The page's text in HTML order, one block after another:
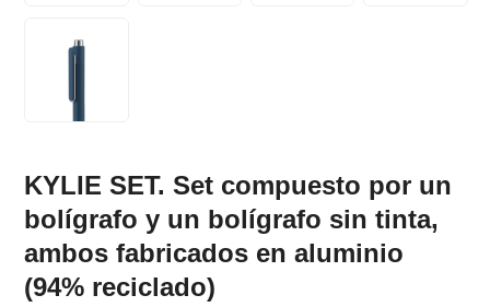
KYLIE SET. Set compuesto por un
bolígrafo y un bolígrafo sin tinta,
ambos fabricados en aluminio
(94% reciclado)